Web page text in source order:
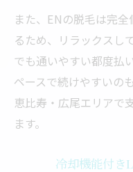
また、ENの脱毛は完
るため、リラックスし
でも通いやすい都度払
ペースで続けやすいの
恵比寿・広尾エリアで
ます。
冷却機能付き